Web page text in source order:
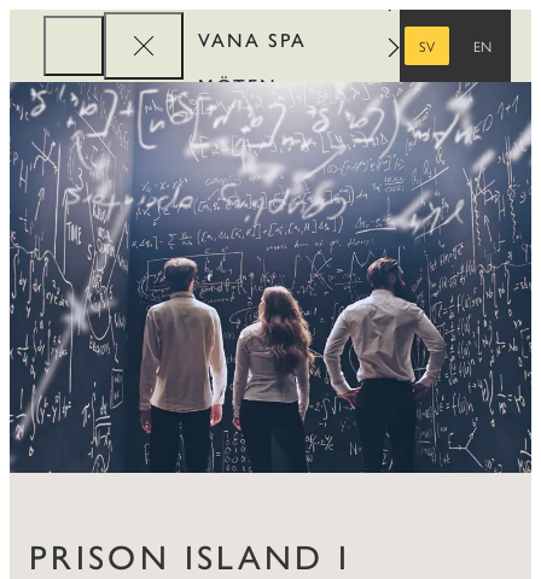
VANA SPA
MÖTEN
FÖRETAG
REWARDS
SV
EN
PRISON ISLAND I